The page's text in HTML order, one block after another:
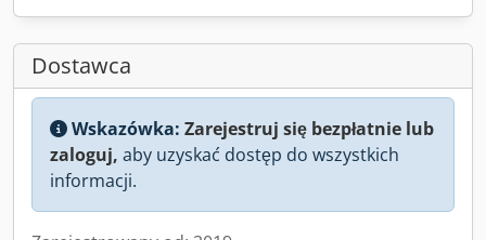
Dostawca
Wskazówka: Zarejestruj się bezpłatnie lub
zaloguj, aby uzyskać dostęp do wszystkich
informacji.